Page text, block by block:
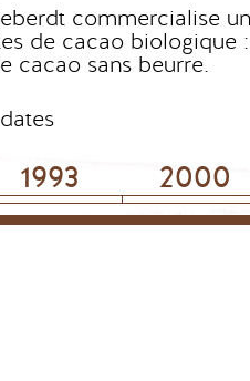
commercialise
de cacao biologique
cacao sans beurre.
1993 2000